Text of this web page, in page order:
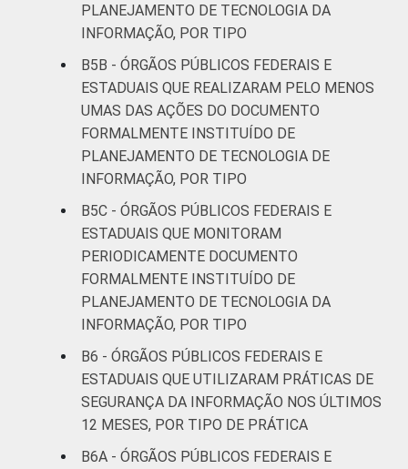
PLANEJAMENTO DE TECNOLOGIA DA
INFORMAÇÃO, POR TIPO
B5B - ÓRGÃOS PÚBLICOS FEDERAIS E
ESTADUAIS QUE REALIZARAM PELO MENOS
UMAS DAS AÇÕES DO DOCUMENTO
FORMALMENTE INSTITUÍDO DE
PLANEJAMENTO DE TECNOLOGIA DE
INFORMAÇÃO, POR TIPO
B5C - ÓRGÃOS PÚBLICOS FEDERAIS E
ESTADUAIS QUE MONITORAM
PERIODICAMENTE DOCUMENTO
FORMALMENTE INSTITUÍDO DE
PLANEJAMENTO DE TECNOLOGIA DA
INFORMAÇÃO, POR TIPO
B6 - ÓRGÃOS PÚBLICOS FEDERAIS E
ESTADUAIS QUE UTILIZARAM PRÁTICAS DE
SEGURANÇA DA INFORMAÇÃO NOS ÚLTIMOS
12 MESES, POR TIPO DE PRÁTICA
B6A - ÓRGÃOS PÚBLICOS FEDERAIS E